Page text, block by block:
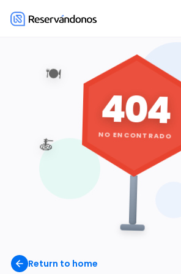
Return to home
🍽️
🍝
404
NO ENCONTRADO